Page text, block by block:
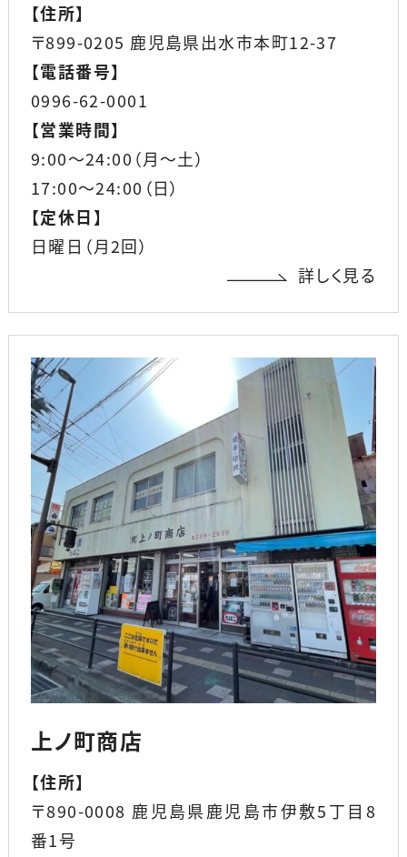
【住所】
〒899-0205 鹿児島県出水市本町12-37
【電話番号】
0996-62-0001
【営業時間】
9:00〜24:00（月〜土）
17:00〜24:00（日）
【定休日】
日曜日（月2回）
詳しく見る
上ノ町商店
【住所】
〒890-0008 鹿児島県鹿児島市伊敷5丁目8
番1号